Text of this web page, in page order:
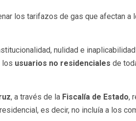
los tarifazos de gas que afectan a
nulidad e
los usuarios no residenciales de
, a través de la Fiscalía de Estado,
es decir, no incluía a los